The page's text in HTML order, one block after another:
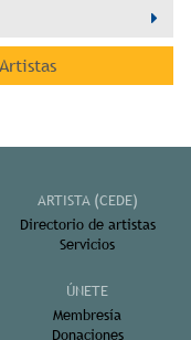
ARTISTA (CEDE)
Directorio de artistas
Servicios
ÚNETE
Membresía
Donaciones